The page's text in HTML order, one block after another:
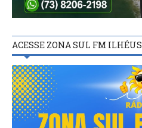
ACESSE ZONA SUL FM ILHÉUS